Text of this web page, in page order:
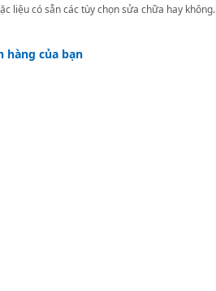
liệu có sẵn các tùy chọn sửa chữa hay không.
hàng của bạn